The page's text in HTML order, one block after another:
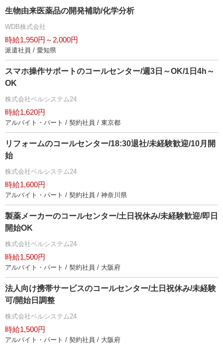
生物由来医薬品の開発補助/化学分析
WDB株式会社
時給1,950円～2,000円
派遣社員 / 愛知県
スマホ操作サポートのコールセンター/週3日～OK/1日4h～
OK
株式会社ベルシステム24
時給1,620円
アルバイト・パート / 契約社員 / 東京都
リフォームのコールセンター/18:30退社/未経験歓迎/10月開
始
株式会社ベルシステム24
時給1,600円
アルバイト・パート / 契約社員 / 神奈川県
製薬メーカーのコールセンター/土日祝休み/未経験歓迎/即日
開始OK
株式会社ベルシステム24
時給1,500円
アルバイト・パート / 契約社員 / 大阪府
法人向け携帯サービスのコールセンター/土日祝休み/未経験
可/開始日調整
株式会社ベルシステム24
時給1,500円
アルバイト・パート / 契約社員 / 大阪府